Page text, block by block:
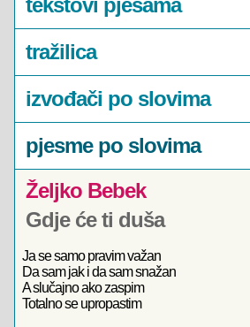
tekstovi pjesama
tražilica
izvođači po slovima
pjesme po slovima
Željko Bebek
Gdje će ti duša
Ja se samo pravim važan
Da sam jak i da sam snažan
A slučajno ako zaspim
Totalno se upropastim